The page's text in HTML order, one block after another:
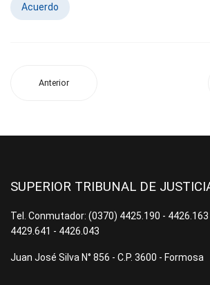
Acuerdo
Anterior
SUPERIOR TRIBUNAL DE
Tel. Conmutador: (0370) 4425.190 -
4429.641 - 4426.043
Juan José Silva N° 856 - C.P. 3600 - Formosa